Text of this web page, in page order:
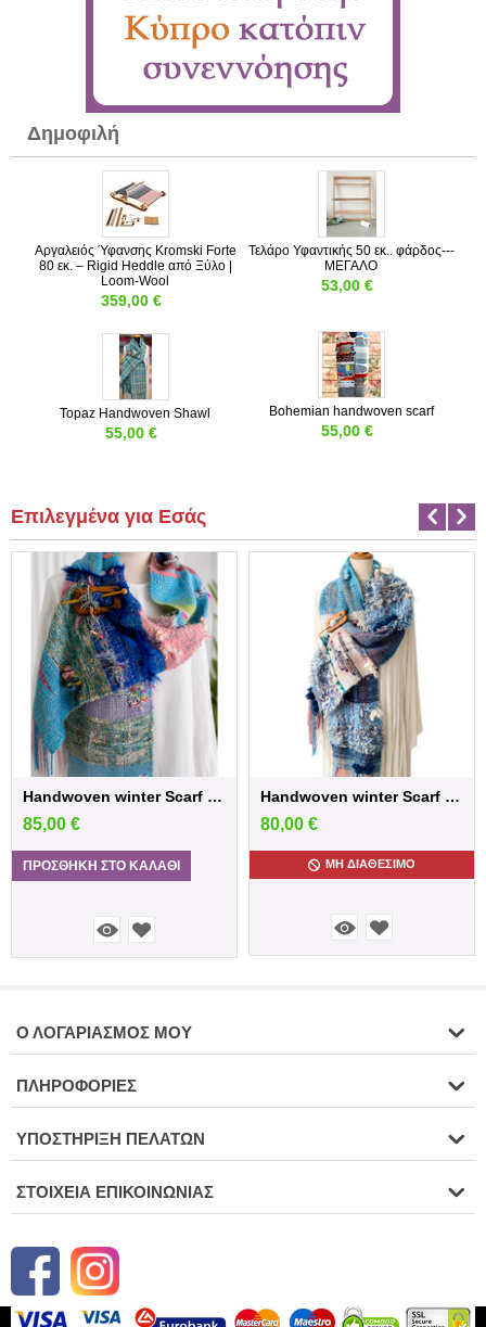
Δημοφιλή
Αργαλειός Ύφανσης Kromski Forte
80 εκ. – Rigid Heddle από Ξύλο |
Loom-Wool
359,00 €
Τελάρο Υφαντικής 50 εκ.. φάρδος---
ΜΕΓΑΛΟ
53,00 €
Topaz Handwoven Shawl
55,00 €
Bohemian handwoven scarf
55,00 €
Επιλεγμένα για Εσάς
Handwoven winter Scarf in blue /Pink sh...
85,00 €
ΠΡΟΣΘΉΚΗ ΣΤΟ ΚΑΛΆΘΙ
Handwoven winter Scarf in blue shades
80,00 €
ΜΗ ΔΙΑΘΈΣΙΜΟ
Ο ΛΟΓΑΡΙΑΣΜΌΣ ΜΟΥ
ΠΛΗΡΟΦΟΡΊΕΣ
ΥΠΟΣΤΉΡΙΞΗ ΠΕΛΑΤΏΝ
ΣΤΟΙΧΕΊΑ ΕΠΙΚΟΙΝΩΝΊΑΣ